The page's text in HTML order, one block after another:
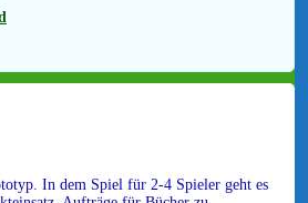
In dem Spiel für 2-4 Spieler geht es